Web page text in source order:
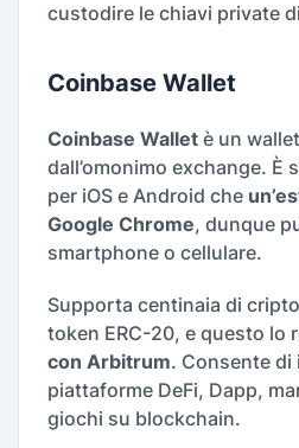
custodire le chiavi private
Coinbase Wallet
Coinbase Wallet è un
dall’omonimo exchange. È
per iOS e Android che
Google Chrome, dunque
smartphone o cellulare.
Supporta centinaia di
token ERC-20, e questo lo
con Arbitrum. Consente di
piattaforme DeFi, Dapp,
giochi su blockchain.